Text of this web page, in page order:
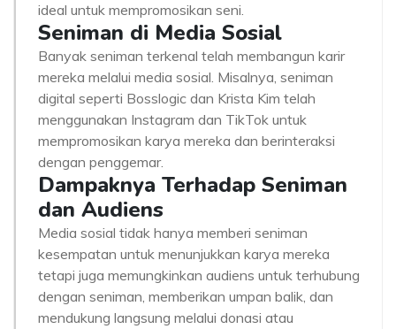
ideal untuk mempromosikan seni.
Seniman di Media Sosial
Banyak seniman terkenal telah membangun karir
mereka melalui media sosial. Misalnya, seniman
digital seperti Bosslogic dan Krista Kim telah
menggunakan Instagram dan TikTok untuk
mempromosikan karya mereka dan berinteraksi
dengan penggemar.
Dampaknya Terhadap Seniman
dan Audiens
Media sosial tidak hanya memberi seniman
kesempatan untuk menunjukkan karya mereka
tetapi juga memungkinkan audiens untuk terhubung
dengan seniman, memberikan umpan balik, dan
mendukung langsung melalui donasi atau